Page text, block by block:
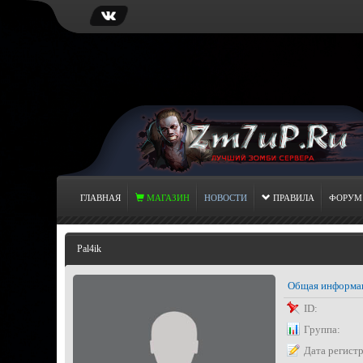
ГЛАВНАЯ МАГАЗИН НОВОСТИ ПРАВИЛА ФОРУМ
Pal4ik
Общая
ID:
Группа:
Дата